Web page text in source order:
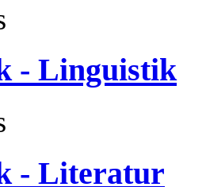
- Linguistik
- Literatur